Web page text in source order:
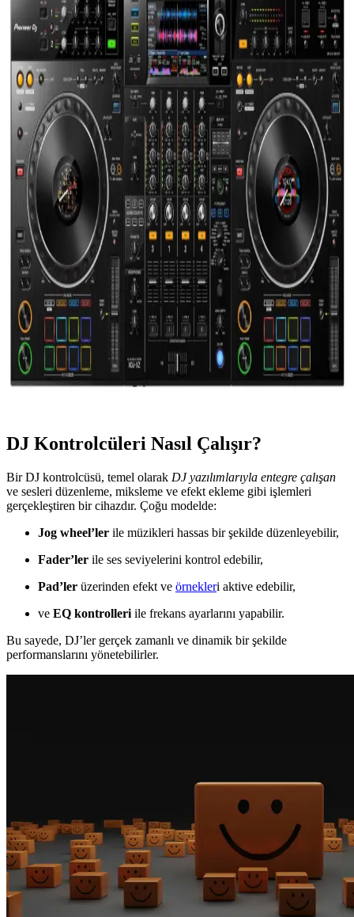
2025'in en esnek ve kullanıcı dostu DJ kontrolcüsü DDJ-FLX4 ile
performansınızı geliştirin. Hemen keşfedin!
Pioneer DDJ-FLX4: Kullanıcı Dostu ve Çok Yönlü
DJ Kontrolcüleri Özellikleri
Pioneer DDJ-FLX4, kolay kullanımı ve çok yönlü özellikleriyle
hem yeni başlayanlar hem de profesyoneller için ideal bir DJ
kontrolcüsüdür. Taşınabilirliği ve gelişmiş performans özellikleriyle
öne çıkar.
DDJ-FLX4: Yeni Nesil DJ Kontrolcüleri ile
Profesyonel ve Kullanıcı Dostu Performans
DDJ-FLX4, kolay kullanımı ve çok yönlü özellikleriyle yeni
başlayanlar ve profesyoneller için ideal bir DJ kontrolcüsüdür.
Yüksek uyumluluk ve esneklik sunar, müzik performanslarınızı
geliştirin.
DJ Kontrolcüleri: Profesyonel ve Başlangıç
Seviyesinde Müzik Prodüksiyonunun Temel Araçları
DJ kontrolcüleri, dijital müzik setleri ve DJ yazılımlarıyla entegre
çalışan, performansı artıran temel müzik prodüksiyon araçlarıdır.
Yeni başlayanlardan profesyonellere kadar geniş yelpazede
DJ Kontrolcüleri Nasıl Çalışır?
Bir DJ kontrolcüsü, temel olarak DJ yazılımlarıyla entegre çalışan
ve sesleri düzenleme, miksleme ve efekt ekleme gibi işlemleri
gerçekleştiren bir cihazdır. Çoğu modelde:
Jog wheel’ler ile müzikleri hassas bir şekilde düzenleyebilir,
Fader’ler ile ses seviyelerini kontrol edebilir,
Pad’ler üzerinden efekt ve örnekleri aktive edebilir,
ve EQ kontrolleri ile frekans ayarlarını yapabilir.
Bu sayede, DJ’ler gerçek zamanlı ve dinamik bir şekilde
performanslarını yönetebilirler.